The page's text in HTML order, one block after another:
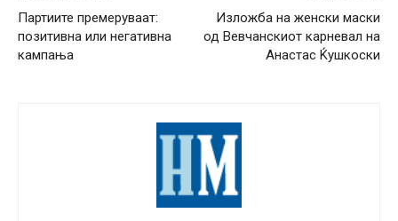
Партиите премеруваат:
позитивна или негативна
кампања
Изложба на женски маски
од Вевчанскиот карневал на
Анастас Ќушкоски